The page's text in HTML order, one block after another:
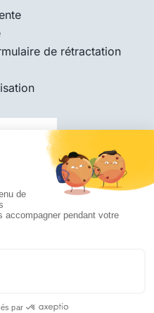
de rétractation
|Tous droits réservés |